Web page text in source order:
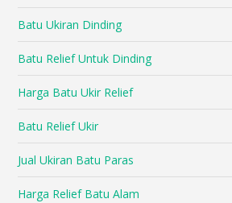
Batu Ukiran Dinding
Batu Relief Untuk Dinding
Harga Batu Ukir Relief
Batu Relief Ukir
Jual Ukiran Batu Paras
Harga Relief Batu Alam